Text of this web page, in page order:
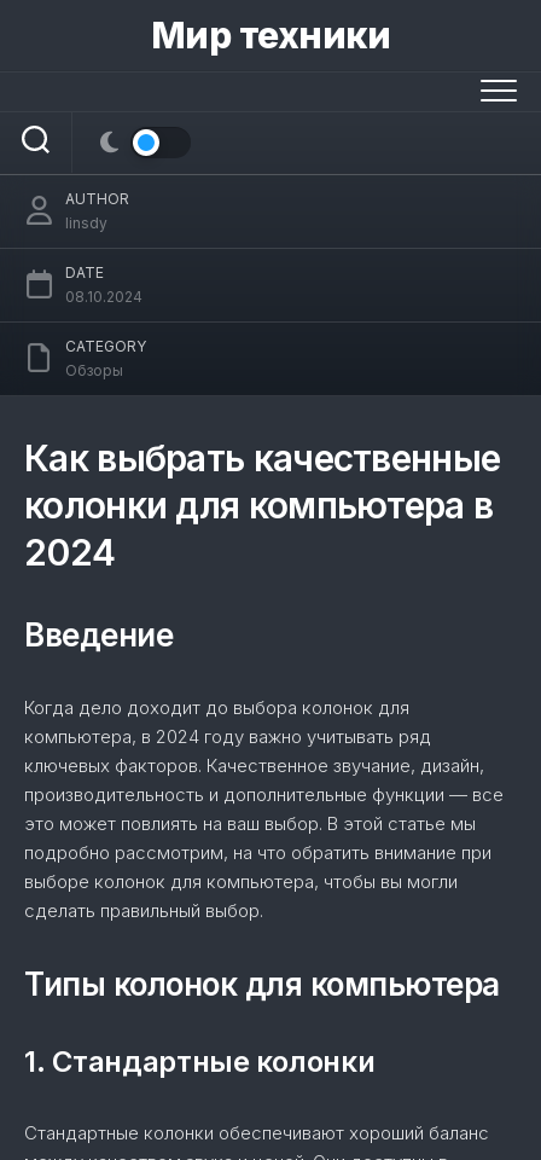
Мир техники
для компьютера в 2024
AUTHOR
linsdy
DATE
08.10.2024
CATEGORY
Обзоры
Как выбрать качественные
колонки для компьютера в
2024
Введение
Когда дело доходит до выбора колонок для
компьютера, в 2024 году важно учитывать ряд
ключевых факторов. Качественное звучание, дизайн,
производительность и дополнительные функции — все
это может повлиять на ваш выбор. В этой статье мы
подробно рассмотрим, на что обратить внимание при
выборе колонок для компьютера, чтобы вы могли
сделать правильный выбор.
Типы колонок для компьютера
1. Стандартные колонки
Стандартные колонки обеспечивают хороший баланс